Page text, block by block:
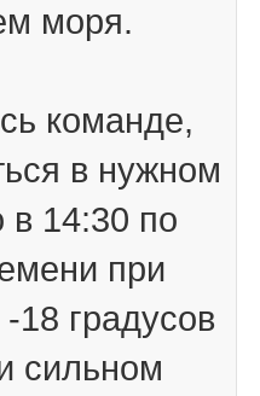
моря.
команде,
в нужном
в 14:30 по
при
18 градусов
сильном